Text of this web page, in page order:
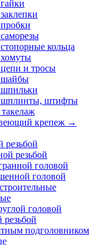
кольца
и тросы
штифты
крепеж →
резьбой
резьбой
головой
головой
головой
резьбой
подголовником